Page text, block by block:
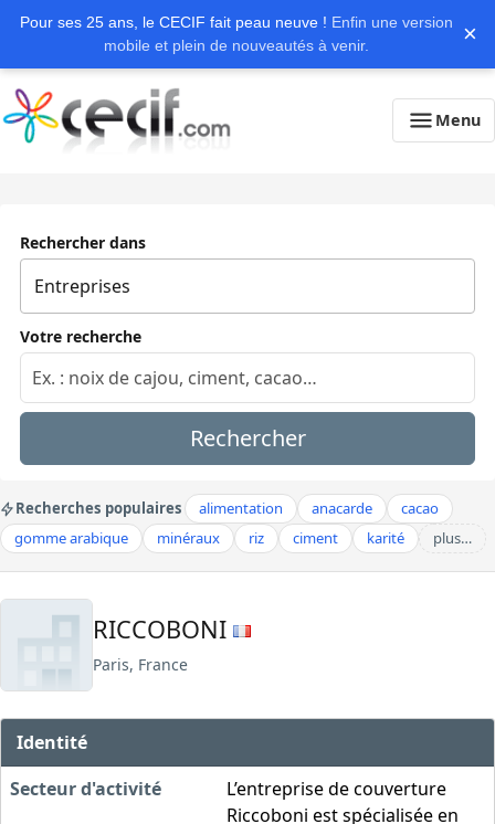
Pour ses 25 ans, le CECIF fait peau neuve ! Enfin une version
mobile et plein de nouveautés à venir.
×
Menu
Rechercher dans
Votre recherche
Rechercher
Recherches populaires alimentation anacarde
cacao
gomme arabique
minéraux riz ciment karité plus…
RICCOBONI
Paris, France
Identité
Secteur d'activité
L’entreprise de couverture
Riccoboni est spécialisée en